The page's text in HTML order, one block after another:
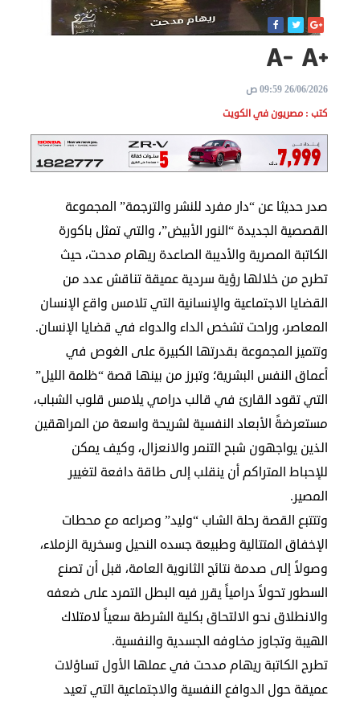
القنصلية
مجلس
الجالية
الصحفيون
الكويت
شاركنا
مصريون
في
الكويت
فعاليات
ومناسبات
26/06/2026 09:59 ص
كتب : مصريون في الكويت
صدر حديثا عن “دار مفرد للنشر والترجمة” المجموعة
القصصية الجديدة “النور الأبيض”، والتي تمثل باكورة
الكاتبة المصرية والأديبة الصاعدة ريهام مدحت، حيث
تطرح من خلالها رؤية سردية عميقة تناقش عدد من
القضايا الاجتماعية والإنسانية التي تلامس واقع الإنسان
المعاصر، وراحت تشخص الداء والدواء في قضايا الإنسان.
وتتميز المجموعة بقدرتها الكبيرة على الغوص في
أعماق النفس البشرية؛ وتبرز من بينها قصة “ظلمة الليل”
التي تقود القارئ في قالب درامي يلامس قلوب الشباب،
مستعرضةً الأبعاد النفسية لشريحة واسعة من المراهقين
الذين يواجهون شبح التنمر والانعزال، وكيف يمكن
للإحباط المتراكم أن ينقلب إلى طاقة دافعة لتغيير
المصير.
وتتتبع القصة رحلة الشاب “وليد” وصراعه مع محطات
الإخفاق المتتالية وطبيعة جسده النحيل وسخرية الزملاء،
وصولاً إلى صدمة نتائج الثانوية العامة، قبل أن تصنع
السطور تحولاً درامياً يقرر فيه البطل التمرد على ضعفه
والانطلاق نحو الالتحاق بكلية الشرطة سعياً لامتلاك
الهيبة وتجاوز مخاوفه الجسدية والنفسية.
تطرح الكاتبة ريهام مدحت في عملها الأول تساؤلات
عميقة حول الدوافع النفسية والاجتماعية التي تعيد